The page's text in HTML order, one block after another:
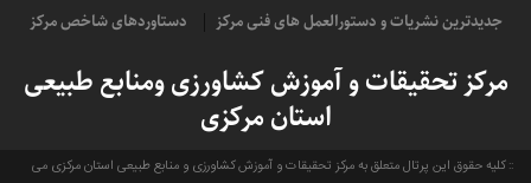
جدیدترین نشریات و دستورالعمل های فنی مرکز
دستاوردهای شاخص مرکز
مرکز تحقیقات و آموزش کشاورزی ومنابع طبیعی
استان مرکزی
کلیه حقوق این پرتال متعلق به مرکز تحقیقات و آموزش کشاورزی و منابع طبیعی استان مرکزی می